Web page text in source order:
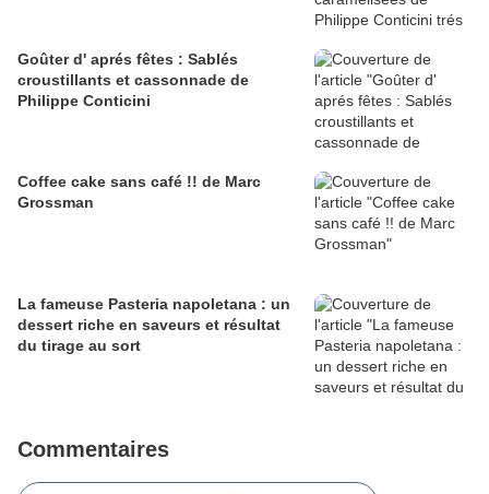
Goûter d' aprés fêtes : Sablés
croustillants et cassonnade de
Philippe Conticini
Coffee cake sans café !! de Marc
Grossman
La fameuse Pasteria napoletana : un
dessert riche en saveurs et résultat
du tirage au sort
Commentaires